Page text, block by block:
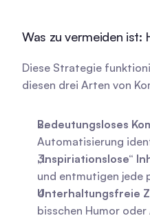
Was zu vermeiden ist:
Diese Strategie
diesen drei Arten von
Bedeutungsloses
Automatisierung
„Inspiriationslose“
und entmutigen jede
Unterhaltungsfreie
bisschen Humor